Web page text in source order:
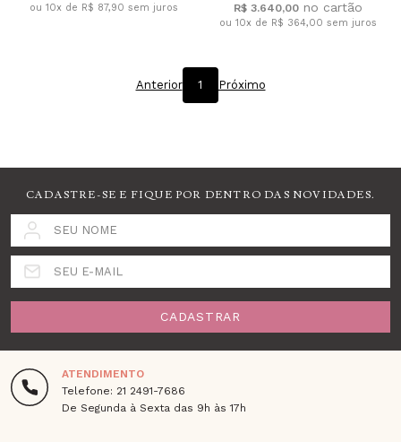
ou 10x de R$ 87,90 sem juros R$ 3.640,00
ou 10x de R$ 364,00 sem juros
Anterior 1 Próximo
CADASTRE-SE E FIQUE POR DENTRO DAS NOVIDADES.
SEU NOME
SEU E-MAIL
CADASTRAR
ATENDIMENTO
Telefone: 21 2491-7686
De Segunda à Sexta das 9h às 17h